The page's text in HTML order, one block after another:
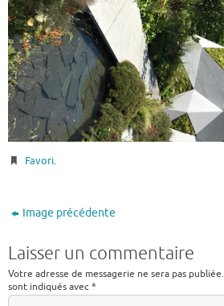
Favori.
Image précédente
Laisser un commentaire
Votre adresse de messagerie ne sera pas publiée.
sont indiqués avec*